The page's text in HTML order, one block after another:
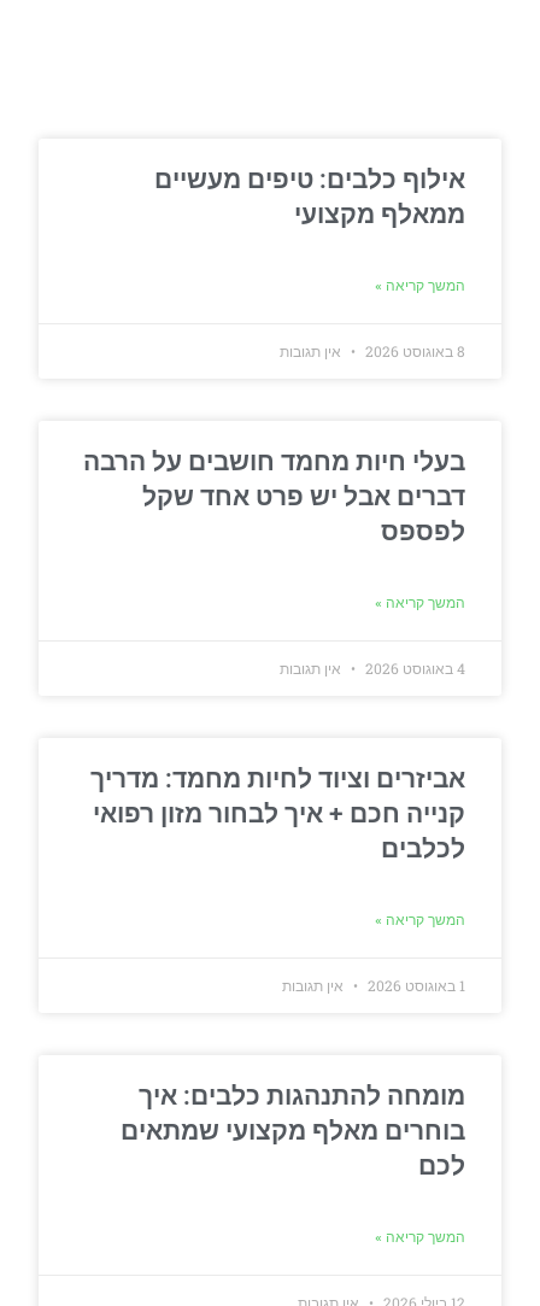
אילוף כלבים: טיפים מעשיים
ממאלף מקצועי
המשך קריאה »
8 באוגוסט 2026 אין תגובות
בעלי חיות מחמד חושבים על הרבה
דברים אבל יש פרט אחד שקל
לפספס
המשך קריאה »
4 באוגוסט 2026 אין תגובות
אביזרים וציוד לחיות מחמד: מדריך
קנייה חכם + איך לבחור מזון רפואי
לכלבים
המשך קריאה »
1 באוגוסט 2026 אין תגובות
מומחה להתנהגות כלבים: איך
בוחרים מאלף מקצועי שמתאים
לכם
המשך קריאה »